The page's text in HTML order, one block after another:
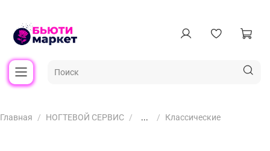
Главная НОГТЕВОЙ СЕРВИС ... Классические